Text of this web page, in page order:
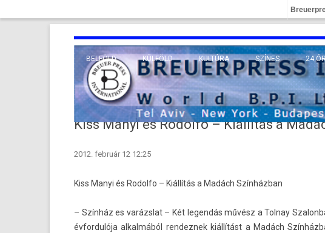
BELFÖLD KÜLFÖLD
EURÓPA
KÖZEL-KELET
TENGERENTÚL
KULTÚRA
TUDOMÁNY
VALLÁS
SZÍNES 24
Kiss Manyi és Rodolfo – Kiállítás a
2012. február 12 12:25
Kiss Manyi és Rodol­fo – Kiállítás a Madách Színházban
– Színház es varázslat – Két legen­dás művész a Tol­nay
évfor­dulója al­kal­mából re­ndez­nek kiállítást a Madách